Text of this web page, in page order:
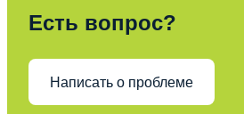
Есть вопрос?
Написать о проблеме